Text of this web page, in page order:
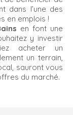
dans l’une des
en emplois !
en font une
y investir
acheter un
un terrain,
sauront vous
du marché.